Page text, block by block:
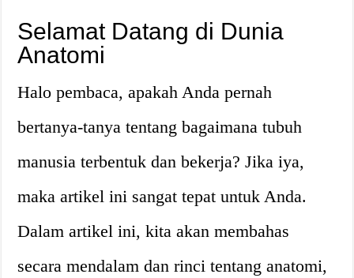
Selamat Datang di Dunia
Anatomi
Halo pembaca, apakah Anda pernah
bertanya-tanya tentang bagaimana tubuh
manusia terbentuk dan bekerja? Jika iya,
maka artikel ini sangat tepat untuk Anda.
Dalam artikel ini, kita akan membahas
secara mendalam dan rinci tentang anatomi,